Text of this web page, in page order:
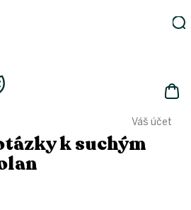
Váš účet
k suchým